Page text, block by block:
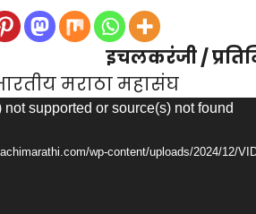
इचलकरंजी /
मराठा महासंघ
not supported or source(s) not found
wp-content/uploads/2024/12/